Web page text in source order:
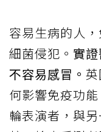
容易生病的人
細菌侵犯。 實
不容易感冒。
何影響免疫功
輪表演者，與